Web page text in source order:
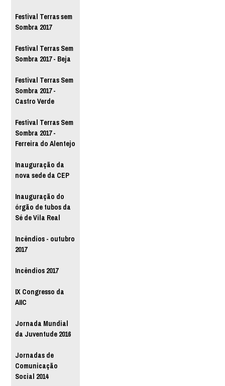
Festival Terras sem
Sombra 2017
Festival Terras Sem
Sombra 2017 - Beja
Festival Terras Sem
Sombra 2017 -
Castro Verde
Festival Terras Sem
Sombra 2017 -
Ferreira do Alentejo
Inauguração da
nova sede da CEP
Inauguração do
órgão de tubos da
Sé de Vila Real
Incêndios - outubro
2017
Incêndios 2017
IX Congresso da
AIIC
Jornada Mundial
da Juventude 2016
Jornadas de
Comunicação
Social 2014